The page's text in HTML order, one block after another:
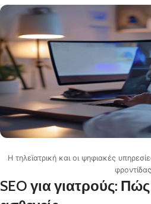
Η τηλεϊατρική και οι ψηφιακές
φροντίδας
SEO για γιατρούς: